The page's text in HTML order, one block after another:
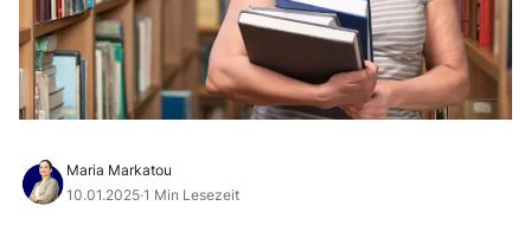
Maria Markatou
10.01.2025·1 Min Lesezeit